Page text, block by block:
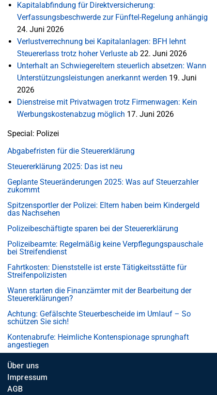
Kapitalabfindung für Direktversicherung:
Verfassungsbeschwerde zur Fünftel-Regelung anhängig
24. Juni 2026
Verlustverrechnung bei Kapitalanlagen: BFH lehnt
Steuererlass trotz hoher Verluste ab 22. Juni 2026
Unterhalt an Schwiegereltern steuerlich absetzen: Wann
Unterstützungsleistungen anerkannt werden 19. Juni
2026
Dienstreise mit Privatwagen trotz Firmenwagen: Kein
Werbungskostenabzug möglich 17. Juni 2026
Special: Polizei
Abgabefristen für die Steuererklärung
Steuererklärung 2025: Das ist neu
Geplante Steueränderungen 2025: Was auf Steuerzahler
zukommt
Spitzensportler der Polizei: Eltern haben beim Kindergeld
das Nachsehen
Polizeibeschäftigte sparen bei der Steuererklärung
Polizeibeamte: Regelmäßig keine Verpflegungspauschale
bei Streifendienst
Fahrtkosten: Dienststelle ist erste Tätigkeitsstätte für
Streifenpolizisten
Wann starten die Finanzämter mit der Bearbeitung der
Steuererklärungen?
Achtung: Gefälschte Steuerbescheide im Umlauf – So
schützen Sie sich!
Kontenabrufe: Heimliche Kontenspionage sprunghaft
angestiegen
Über uns
Impressum
AGB